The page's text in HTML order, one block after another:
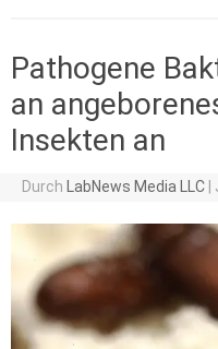
Pathogene
an
Insekten an
Durch LabNews Media LLC